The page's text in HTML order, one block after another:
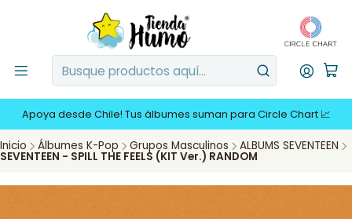
Apoya desde Chile! Tus álbumes suman para Circle Chart 📈
Inicio Álbumes K-Pop Grupos Masculinos ALBUMS SEVENTEEN
SEVENTEEN - SPILL THE FEELS (KIT Ver.) RANDOM